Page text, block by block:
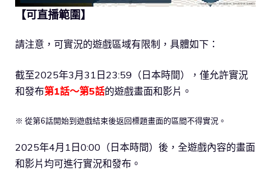
【可直播範圍】
請注意，可實況的遊戲區域有限制，具體如下：
截至2025年3月31日23:59（日本時間），僅允許實況
和發布第1話～第5話的遊戲畫面和影片。
※ 從第6話開始到遊戲結束後返回標題畫面的區間不得實況。
2025年4月1日0:00（日本時間）後，全遊戲內容的畫面
和影片均可進行實況和發布。